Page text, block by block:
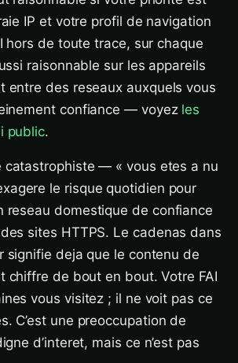
IP et votre profil de navigation
hors de toute trace, sur chaque
raisonnable sur les appareils
entre des reseaux auxquels vous
confiance — voyez les
public.
catastrophiste — « vous etes a nu
le risque quotidien pour
reseau domestique de confiance
sites HTTPS. Le cadenas dans
signifie deja que le contenu de
chiffre de bout en bout. Votre FAI
vous visitez ; il ne voit pas ce
C’est une preoccupation de
d’interet, mais ce n’est pas